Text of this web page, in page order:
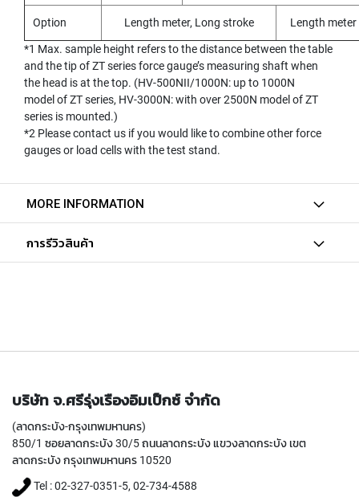
A
L
F
L
U
T
E
D
T
A
P
O
R
S
E
E
S
Y
Option Length meter, Long stroke Length meter
*1 Max. sample height refers to the distance between the table
and the tip of ZT series force gauge’s measuring shaft when
the head is at the top. (HV-500NII/1000N: up to 1000N
model of ZT series, HV-3000N: with over 2500N model of ZT
series is mounted.)
*2 Please contact us if you would like to combine other force
gauges or load cells with the test stand.
MORE INFORMATION
การรีวิวสินค้า
บริษัท จ.ศรีรุ่งเรืองอิมเป็กซ์ จำกัด
(ลาดกระบัง-กรุงเทพมหานคร)
850/1 ซอยลาดกระบัง 30/5 ถนนลาดกระบัง แขวงลาดกระบัง เขต
ลาดกระบัง กรุงเทพมหานคร 10520
Tel : 02-327-0351-5, 02-734-4588